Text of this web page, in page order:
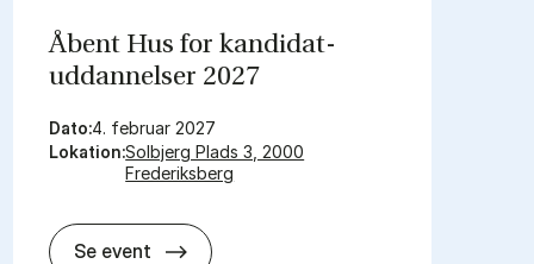
Åbent Hus for kandidat­
uddannelser 2027
Dato:4. februar 2027
Lokation:Solbjerg Plads 3, 2000
Frederiksberg
Se event Åbent Hus for kandidat­uddannelser